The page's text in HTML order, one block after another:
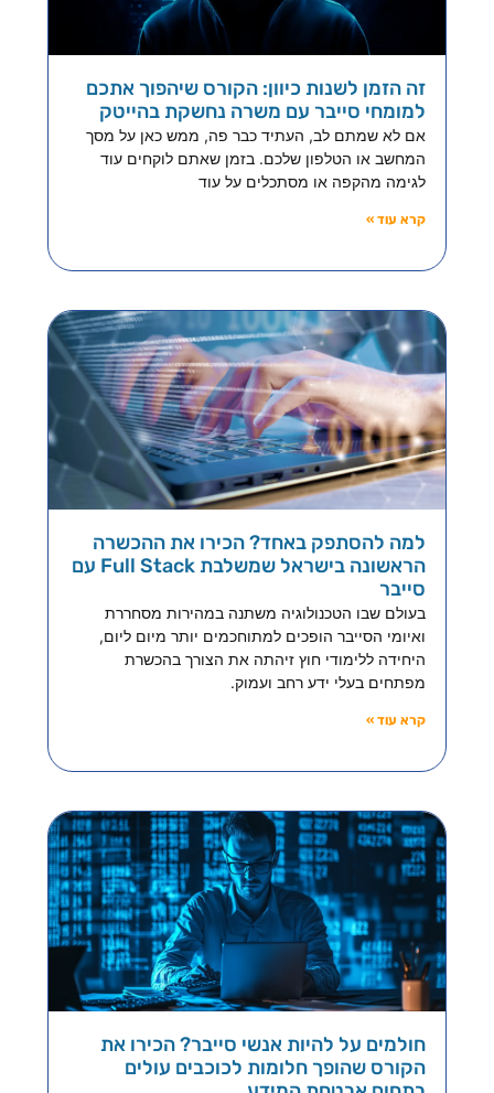
זה הזמן לשנות כיוון: הקורס שיהפוך אתכם
למומחי סייבר עם משרה נחשקת בהייטק
אם לא שמתם לב, העתיד כבר פה, ממש כאן על מסך
המחשב או הטלפון שלכם. בזמן שאתם לוקחים עוד
לגימה מהקפה או מסתכלים על עוד
קרא עוד »
למה להסתפק באחד? הכירו את ההכשרה
הראשונה בישראל שמשלבת Full Stack עם
סייבר
בעולם שבו הטכנולוגיה משתנה במהירות מסחררת
ואיומי הסייבר הופכים למתוחכמים יותר מיום ליום,
היחידה ללימודי חוץ זיהתה את הצורך בהכשרת
מפתחים בעלי ידע רחב ועמוק.
קרא עוד »
חולמים על להיות אנשי סייבר? הכירו את
הקורס שהופך חלומות לכוכבים עולים